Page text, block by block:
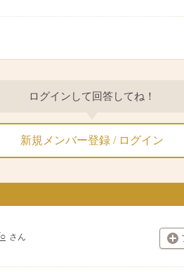
ログインして回答してね！
新規メンバー登録 / ログイン
さん